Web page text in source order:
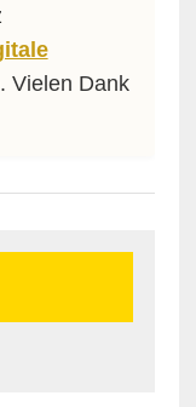
Vielen Dank